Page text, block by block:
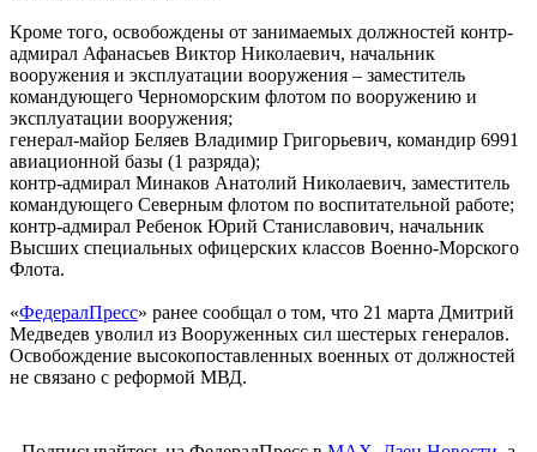
Кроме того, освобождены от занимаемых должностей контр-
адмирал Афанасьев Виктор Николаевич, начальник
вооружения и эксплуатации вооружения – заместитель
командующего Черноморским флотом по вооружению и
эксплуатации вооружения;
генерал-майор Беляев Владимир Григорьевич, командир 6991
авиационной базы (1 разряда);
контр-адмирал Минаков Анатолий Николаевич, заместитель
командующего Северным флотом по воспитательной работе;
контр-адмирал Ребенок Юрий Станиславович, начальник
Высших специальных офицерских классов Военно-Морского
Флота.
«ФедералПресс» ранее сообщал о том, что 21 марта Дмитрий
Медведев уволил из Вооруженных сил шестерых генералов.
Освобождение высокопоставленных военных от должностей
не связано с реформой МВД.